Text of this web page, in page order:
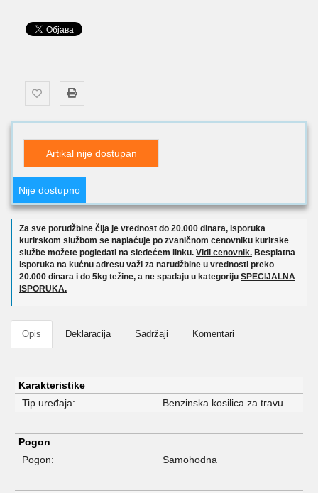
Artikal nije dostupan
Nije dostupno
Za sve porudžbine čija je vrednost do 20.000 dinara, isporuka
kurirskom službom se naplaćuje po zvaničnom cenovniku kurirske
službe možete pogledati na sledećem linku. Vidi cenovnik. Besplatna
isporuka na kućnu adresu važi za narudžbine u vrednosti preko
20.000 dinara i do 5kg težine, a ne spadaju u kategoriju SPECIJALNA
ISPORUKA.
Opis Deklaracija Sadržaji Komentari
Karakteristike
Tip uređaja:
Benzinska kosilica za travu
Pogon
Pogon:
Samohodna